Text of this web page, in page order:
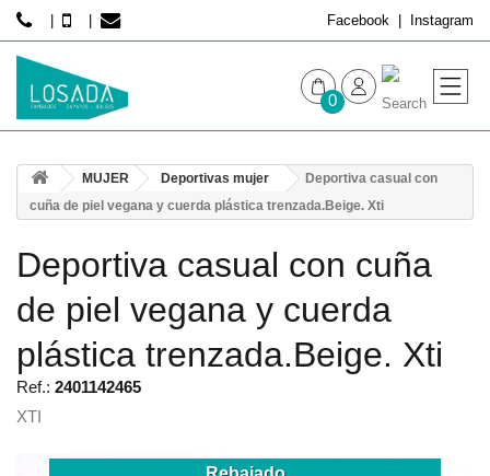
Facebook Instagram
0
HOMBRE
MUJER Deportivas mujer
Deportiva casual con
cuña de piel vegana y cuerda plástica trenzada.Beige. Xti
Deportiva casual con cuña
de piel vegana y cuerda
plástica trenzada.Beige. Xti
Ref.: 2401142465
XTI